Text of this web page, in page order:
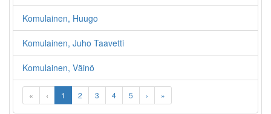
Komulainen, Huugo
Komulainen, Juho Taavetti
Komulainen, Väinö
« ‹ 1 2 3 4 5 › »